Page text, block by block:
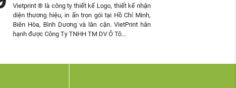
Vietprint ® là công ty thiết kế Logo, thiết kế nhận
diện thương hiệu, in ấn trọn gói tại Hồ Chí Minh,
Biên Hòa, Bình Dương và lân cận. VietPrint hân
hạnh được Công Ty TNHH TM DV Ô Tô...